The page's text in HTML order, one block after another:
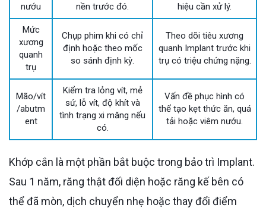
nướu
nền trước đó.
hiệu cần xử lý.
Mức
xương
quanh
trụ
Chụp phim khi có chỉ
định hoặc theo mốc
so sánh định kỳ.
Theo dõi tiêu xương
quanh Implant trước khi
trụ có triệu chứng nặng.
Mão/vít
/abutm
ent
Kiểm tra lỏng vít, mẻ
sứ, lỗ vít, độ khít và
tình trạng xi măng nếu
có.
Vấn đề phục hình có
thể tạo kẹt thức ăn, quá
tải hoặc viêm nướu.
Khớp cắn là một phần bắt buộc trong bảo trì Implant.
Sau 1 năm, răng thật đối diện hoặc răng kế bên có
thể đã mòn, dịch chuyển nhẹ hoặc thay đổi điểm